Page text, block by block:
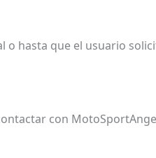
hasta que el usuario
con